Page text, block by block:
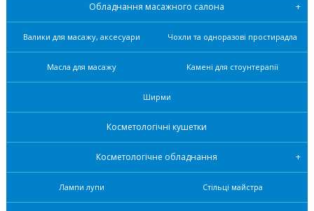
Обладнання масажного салона
Валики для масажу, аксесуари Чохли та одноразові простирадла
Масла для масажу Камені для стоунтерапії
Ширми
Косметологічні кушетки
Косметологічне обладнання
Лампи лупи Стільці майстра